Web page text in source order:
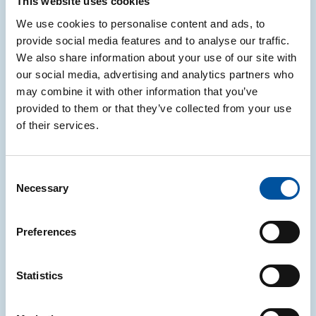
We use cookies to personalise content and ads, to
provide social media features and to analyse our traffic.
We also share information about your use of our site with
our social media, advertising and analytics partners who
may combine it with other information that you’ve
provided to them or that they’ve collected from your use
of their services.
Selection
Necessary
Preferences
Statistics
particolare attenzione sarà dedicata all’edilizia e
dell’arredo urbano, ambiti nei quali l’adozione di
criteri circolari e l’utilizzo di materiali riciclati possono
generare impatti significativi sia dal punto di vista
ambientale sia economico.
Un confronto sui modelli di
Il talk si inserisce all’interno del programma di
FORUM PA 2026, che riunisce istituzioni, imprese e
centri di ricerca in un confronto sulle principali sfide
Amministrazione, con un’attenzione particolare ai
Un’occasione per approfondire strumenti, modelli e
soluzioni capaci di rafforzare il ruolo della domanda